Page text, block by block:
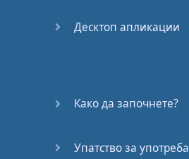
Десктоп апликации
Како да започнете?
Упатство за употреба